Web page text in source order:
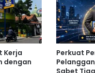
Kerja
dengan
Perkuat